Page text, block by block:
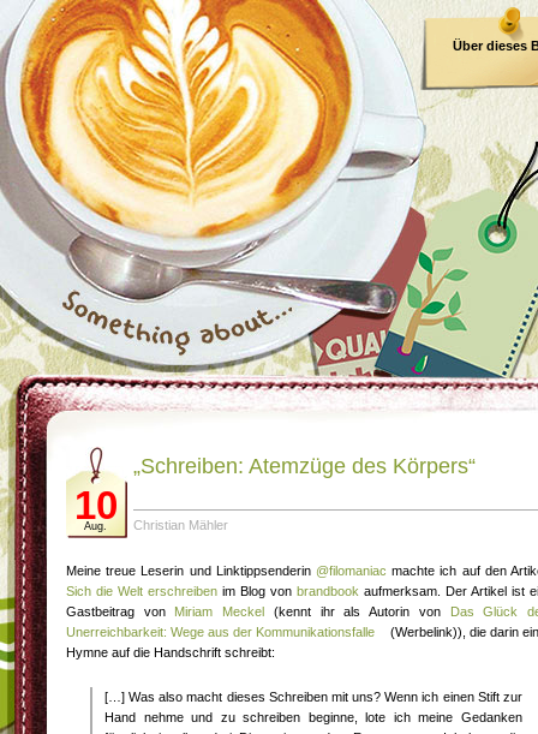
Über dieses
10
Aug.
„Schreiben: Atemzüge des Körpers“
Christian Mähler
Meine treue Leserin und Linktippsenderin @filomaniac machte ich auf den
Sich die Welt erschreiben im Blog von brandbook aufmerksam. Der Artikel ist
Gastbeitrag von Miriam Meckel (kennt ihr als Autorin von
Das Glück
Unerreichbarkeit: Wege aus der Kommunikationsfalle
(Werbelink)), die darin
Hymne auf die Handschrift schreibt:
[…] Was also macht dieses Schreiben mit uns? Wenn ich einen Stift zur
Hand nehme und zu schreiben beginne, lote ich meine Gedanken